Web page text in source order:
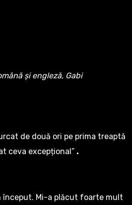
și engleză, Gabi
de două ori pe prima treaptă
ceva excepțional” .
început. Mi-a plăcut foarte mult